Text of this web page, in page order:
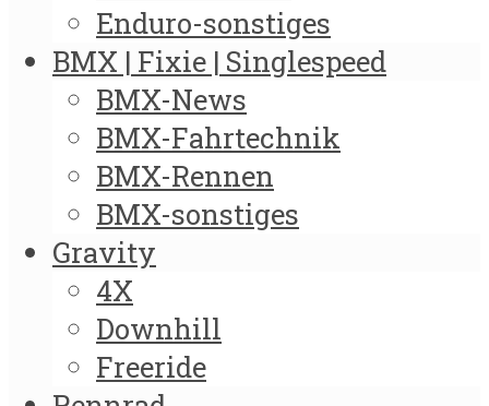
Enduro-sonstiges
BMX | Fixie | Singlespeed
BMX-News
BMX-Fahrtechnik
BMX-Rennen
BMX-sonstiges
Gravity
4X
Downhill
Freeride